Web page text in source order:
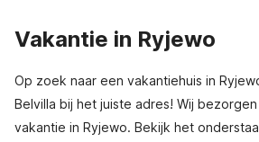
Vakantie in Ryjewo
Op zoek naar een vakantiehuis in
Belvilla bij het juiste adres! Wij
vakantie in Ryjewo. Bekijk het